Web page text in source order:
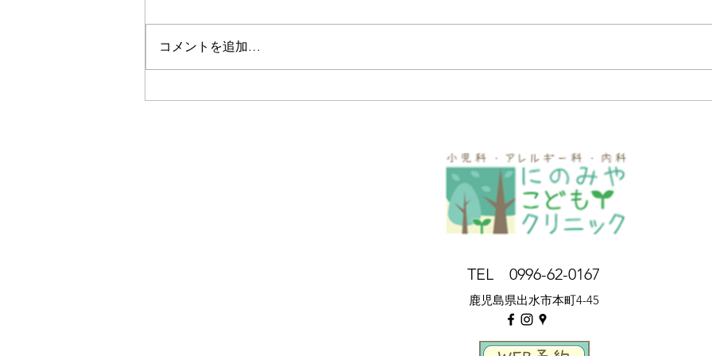
8月の診療スケジュール
診察の進み具合が不規則になって
りました。 しかし、 ・遠方から
の患者さんがタイミングを合わせ
づらいこと ・LINE連携をされて
いない方がいらっしゃること ・
一桁番号を取った患
7月
コメントを追加…
TEL 0996-62-0167
鹿児島県出水市本町4-45